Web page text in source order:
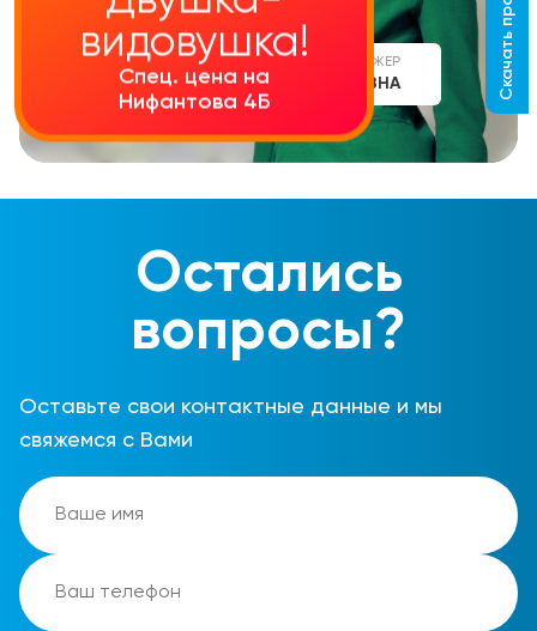
СТАРШИЙ МЕНЕДЖЕР
АЛИНА СЕРГЕЕВНА
Остались
вопросы?
Оставьте свои контактные данные и мы
свяжемся с Вами
видовушка!
Спец. цена на
Нифантова 4Б